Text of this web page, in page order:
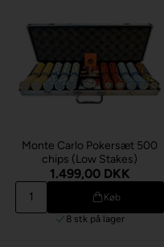
Monte Carlo Pokersæt 500
chips (Low Stakes)
1.499,00 DKK
Køb
8 stk på lager